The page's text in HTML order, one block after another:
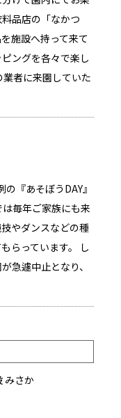
品店の「なかつ
施設へ持って来て
ングを各々で楽し
者に来園していた
『あそぼうDAY』
毎年ご家族にも来
やダンスなどの種
らっています。 し
急遽中止となり、
みさか